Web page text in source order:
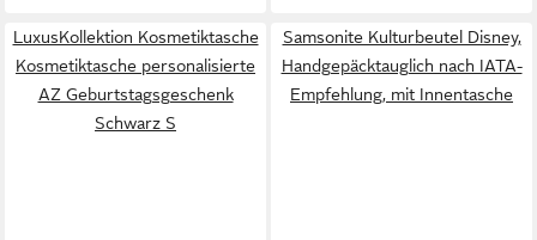
LuxusKollektion Kosmetiktasche
Kosmetiktasche personalisierte
AZ Geburtstagsgeschenk
Schwarz S
Samsonite Kulturbeutel Disney,
Handgepäcktauglich nach IATA-
Empfehlung, mit Innentasche